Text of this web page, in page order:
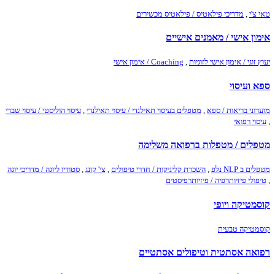
טאי צ'י מדריכי פילאטיס / פילאטיס מכשירים
אימון אישי / מאמנים אישיים
יעוץ זוגי / אימון אישי לזוגיות , Coaching / אימון אישי
ספא ועיסוי
מועדוני בריאות / ספא מטפלים בעיסוי תאילנדי / עיסוי תאילנדי עיסוי הוליסטי / עיסוי שבדי
עיסוי רפואי
מטפלים / מטפלות ברפואה משלימה
מטפלים ב NLP נלפ , השכרת קליניקות / חדרי טיפולים , צי' קונג , סטודיו ליוגה / מדריכי יוגה
, טיפולי פיזיותרפיה / פיזיותרפיסטים
קוסמטיקה ויופי
קוסמטיקה טבעית
רפואה אסתטית וטיפולים אסתטיים